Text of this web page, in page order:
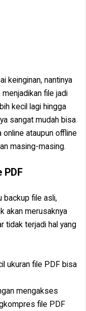
keinginan, nantinya
file jadi
kecil lagi hingga
sangat mudah bisa
ataupun offline
masing-masing.
PDF
backup file asli,
akan merusaknya
tidak terjadi hal yang
ukuran file PDF bisa
mengakses
file PDF